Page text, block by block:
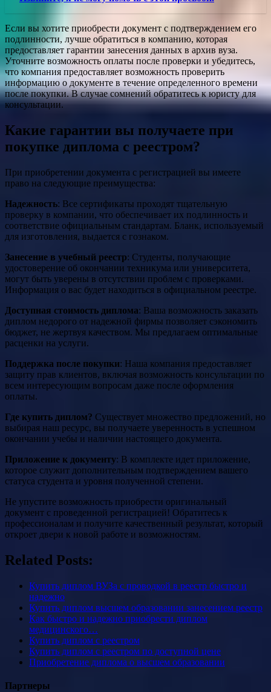
Если вы хотите приобрести документ с подтверждением его
подлинности, лучше обратиться в компанию, которая
предоставляет гарантии занесения данных в архив вуза.
Уточните возможность оплаты после проверки и убедитесь,
что компания предоставляет возможность проверить
информацию о документе в течение определенного времени
после покупки. В случае сомнений обратитесь к юристу для
консультации.
Какие гарантии вы получаете при
покупке диплома с реестром?
При приобретении документа с регистрацией вы имеете
право на следующие преимущества:
Надежность: Все сертификаты проходят тщательную
проверку в компании, что обеспечивает их подлинность и
соответствие официальным стандартам. Бланк, используемый
для изготовления, выдается с гознаком.
Занесение в учебный реестр: Студенты, получающие
удостоверение об окончании техникума или университета,
могут быть уверены в отсутствии проблем с проверками.
Информация о вас будет находиться в официальном реестре.
Доступная стоимость диплома: Ваша возможность заказать
диплом недорого от надежной фирмы позволяет сэкономить
бюджет, не жертвуя качеством. Мы предлагаем оптимальные
расценки на услуги.
Поддержка после покупки: Наша компания предоставляет
защиту прав клиентов, включая возможность консультации по
всем интересующим вопросам даже после оформления
оплаты.
Где купить диплом? Существует множество предложений, но
выбирая наш ресурс, вы получаете уверенность в успешном
окончании учебы и наличии настоящего документа.
Приложение к документу: В комплекте идет приложение,
которое служит дополнительным подтверждением вашего
статуса студента и уровня полученной степени.
Не упустите возможность приобрести оригинальный
документ с проведенной регистрацией! Обратитесь к
профессионалам и получите качественный результат, который
откроет двери к новой работе и возможностям.
Related Posts:
Купить диплом ВУЗа с проводкой в реестр быстро и
надежно
Купить диплом высшем образовании занесением реестр
Как быстро и надежно приобрести диплом
медицинского…
Купить диплом с реестром
Купить диплом с реестром по доступной цене
Приобретение диплома о высшем образовании
Партнеры